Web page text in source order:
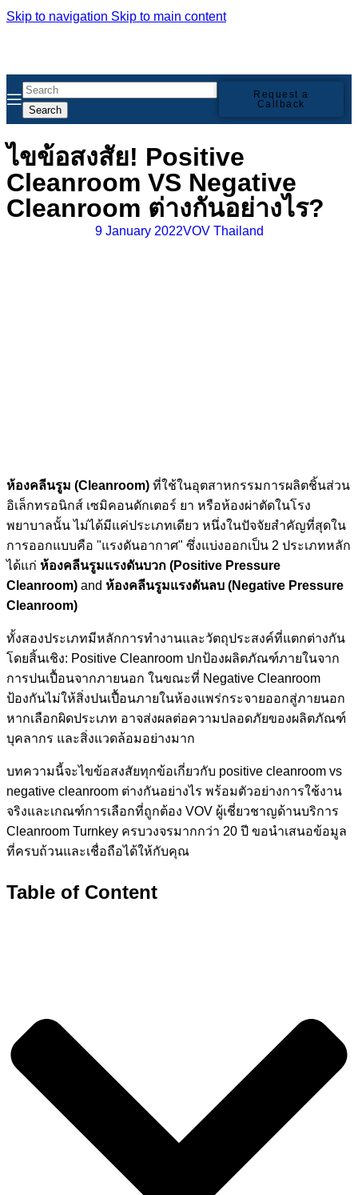
Skip to navigation Skip to main content
Search
Request a
Callback
ไขข้อสงสัย! Positive
Cleanroom VS Negative
Cleanroom ต่างกันอย่างไร?
9 January 2022VOV Thailand
ห้องคลีนรูม (Cleanroom) ที่ใช้ในอุตสาหกรรมการผลิตชิ้นส่วน
อิเล็กทรอนิกส์ เซมิคอนดักเตอร์ ยา หรือห้องผ่าตัดในโรง
พยาบาลนั้น ไม่ได้มีแค่ประเภทเดียว หนึ่งในปัจจัยสำคัญที่สุดใน
การออกแบบคือ "แรงดันอากาศ" ซึ่งแบ่งออกเป็น 2 ประเภทหลัก
ได้แก่ ห้องคลีนรูมแรงดันบวก (Positive Pressure
Cleanroom) and ห้องคลีนรูมแรงดันลบ (Negative Pressure
Cleanroom)
ทั้งสองประเภทมีหลักการทำงานและวัตถุประสงค์ที่แตกต่างกัน
โดยสิ้นเชิง: Positive Cleanroom ปกป้องผลิตภัณฑ์ภายในจาก
การปนเปื้อนจากภายนอก ในขณะที่ Negative Cleanroom
ป้องกันไม่ให้สิ่งปนเปื้อนภายในห้องแพร่กระจายออกสู่ภายนอก
หากเลือกผิดประเภท อาจส่งผลต่อความปลอดภัยของผลิตภัณฑ์
บุคลากร และสิ่งแวดล้อมอย่างมาก
บทความนี้จะไขข้อสงสัยทุกข้อเกี่ยวกับ positive cleanroom vs
negative cleanroom ต่างกันอย่างไร พร้อมตัวอย่างการใช้งาน
จริงและเกณฑ์การเลือกที่ถูกต้อง VOV ผู้เชี่ยวชาญด้านบริการ
Cleanroom Turnkey ครบวงจรมากกว่า 20 ปี ขอนำเสนอข้อมูล
ที่ครบถ้วนและเชื่อถือได้ให้กับคุณ
Table of Content